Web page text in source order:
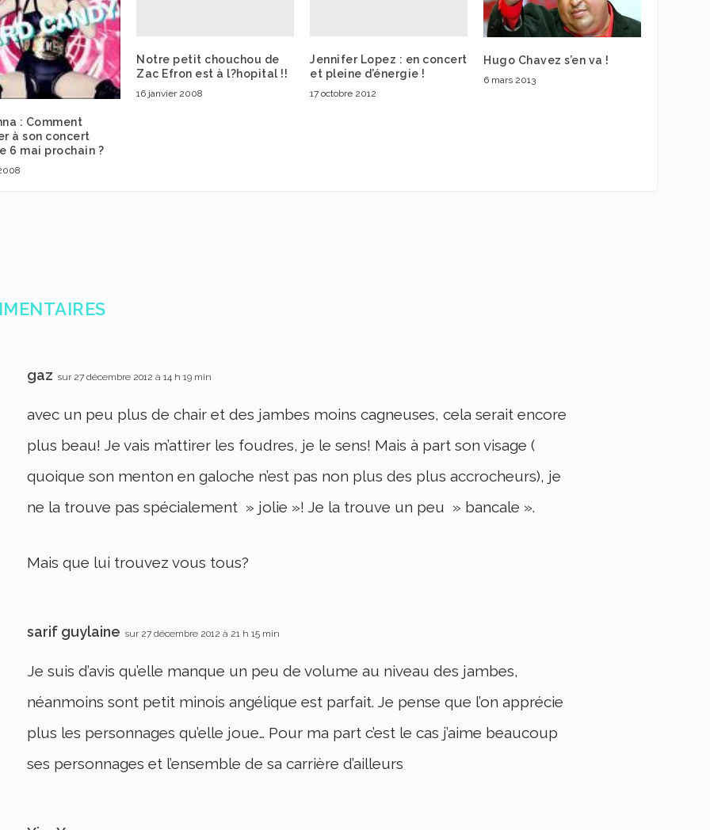
: Comment
à son concert
6 mai prochain ?
Notre petit chouchou de
Zac Efron est à l?hopital !!
16 janvier 2008
Jennifer Lopez : en concert
et pleine d’énergie !
17 octobre 2012
Hugo Chavez s’en va !
6 mars 2013
gaz sur 27 décembre 2012 à 14 h 19 min
avec un peu plus de chair et des jambes moins cagneuses, cela serait encore
plus beau! Je vais m’attirer les foudres, je le sens! Mais à part son visage (
quoique son menton en galoche n’est pas non plus des plus accrocheurs), je
ne la trouve pas spécialement » jolie »! Je la trouve un peu » bancale ».
Mais que lui trouvez vous tous?
sarif guylaine sur 27 décembre 2012 à 21 h 15 min
Je suis d’avis qu’elle manque un peu de volume au niveau des jambes,
néanmoins sont petit minois angélique est parfait. Je pense que l’on apprécie
plus les personnages qu’elle joue… Pour ma part c’est le cas j’aime beaucoup
ses personnages et l’ensemble de sa carrière d’ailleurs